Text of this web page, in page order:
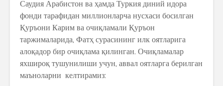
Саудия Арабистон ва ҳамда Туркия диний идора
фонди тарафидан миллионларча нусхаси босилган
Қуръони Карим ва очиқламали Қуръон
таржималарида, Фатҳ сурасининг илк оятларига
алоқадор бир очиқлама қилинган. Очиқламалар
яхшироқ тушунилиши учун, аввал оятларга берилган
маъноларни келтирамиз: